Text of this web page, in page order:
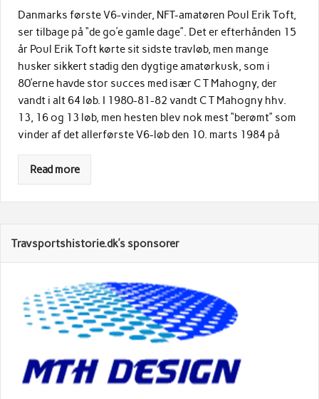
Danmarks første V6-vinder, NFT-amatøren Poul Erik Toft,
ser tilbage på “de go’e gamle dage”. Det er efterhånden 15
år Poul Erik Toft kørte sit sidste travløb, men mange
husker sikkert stadig den dygtige amatørkusk, som i
80’erne havde stor succes med især C T Mahogny, der
vandt i alt 64 løb. I 1980-81-82 vandt C T Mahogny hhv.
13, 16 og 13 løb, men hesten blev nok mest “berømt” som
vinder af det allerførste V6-løb den 10. marts 1984 på
Read more
Travsportshistorie.dk’s sponsorer